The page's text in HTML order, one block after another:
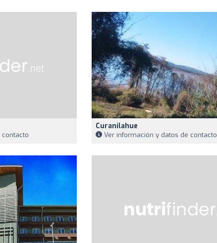
Curanilahue
Ver información y datos de contacto